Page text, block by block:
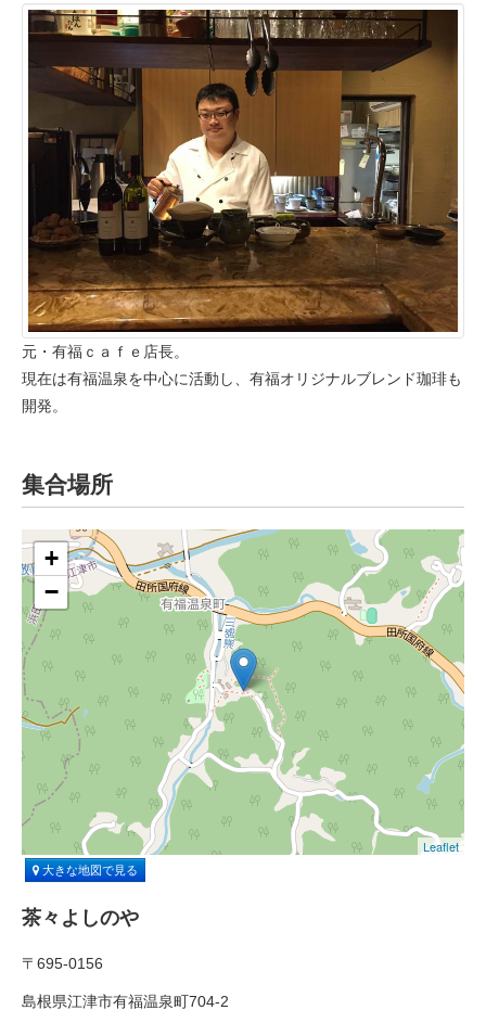
元・有福ｃａｆｅ店長。
現在は有福温泉を中心に活動し、有福オリジナルブレンド珈琲も
開発。
集合場所
+
−
Leaflet
大きな地図で見る
茶々よしのや
〒695-0156
島根県江津市有福温泉町704-2